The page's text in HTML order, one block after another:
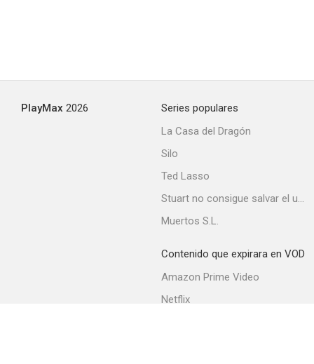
PlayMax 2026
Series populares
La Casa del Dragón
Silo
Ted Lasso
Stuart no consigue salvar el universo
Muertos S.L.
Contenido que expirara en VOD
Amazon Prime Video
Netflix